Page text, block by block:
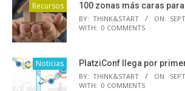
Recursos 100 zonas más caras para
BY: THINK&START ON:
WITH: 0 COMMENTS
Noticias PlatziConf llega por
BY: THINK&START ON:
WITH: 0 COMMENTS